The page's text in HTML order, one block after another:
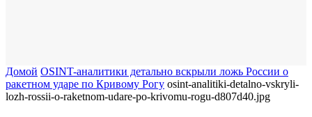
Домой OSINT-аналитики детально вскрыли ложь России о
ракетном ударе по Кривому Рогу osint-analitiki-detalno-vskryli-
lozh-rossii-o-raketnom-udare-po-krivomu-rogu-d807d40.jpg